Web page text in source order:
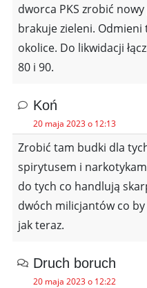
dworca PKS zrobić
brakuje zieleni.
okolice. Do likwidacji
80 i 90.
Koń
20 maja 2023 o 12:13
Zrobić tam budki dla
spirytusem i
do tych co handlują
dwóch milicjantów co
jak teraz.
Druch boruch
20 maja 2023 o 12:22